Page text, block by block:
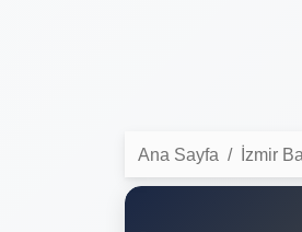
Ana Sayfa İzmir